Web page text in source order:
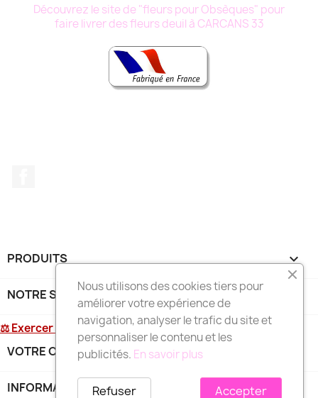
Découvrez le site de "fleurs pour Obsèques" pour
faire livrer des fleurs deuil à CARCANS 33
PRODUITS 
NOTRE SOCIÉTÉ
⚖ Exercer mon droit de rétractation
VOTRE COMPTE
INFORMATIONS
Nous utilisons des cookies tiers pour
améliorer votre expérience de
navigation, analyser le trafic du site et
personnaliser le contenu et les
publicités. En savoir plus
Accepter
Refuser